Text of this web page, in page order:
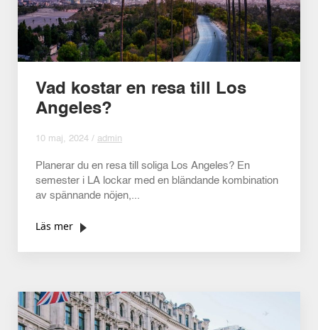
Vad kostar en resa till Los
Angeles?
10 maj, 2024 / admin
Planerar du en resa till soliga Los Angeles? En
semester i LA lockar med en bländande kombination
av spännande nöjen,...
Läs mer